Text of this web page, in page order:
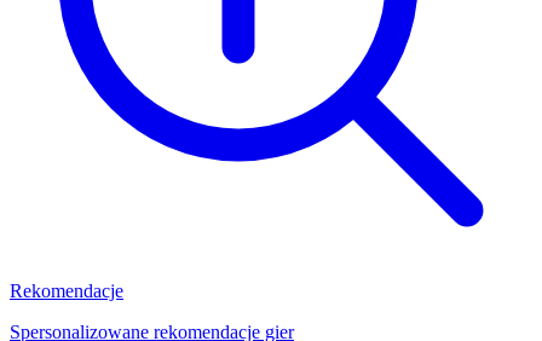
Rekomendacje
Spersonalizowane rekomendacje gier